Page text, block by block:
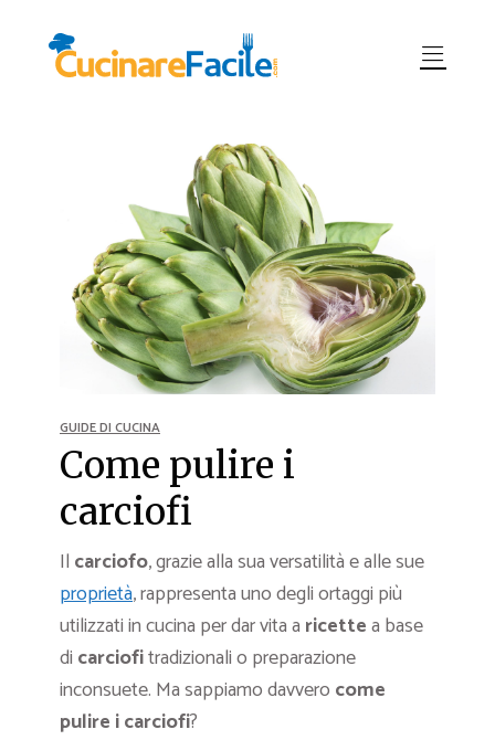
GUIDE DI CUCINA
Come pulire i
carciofi
Il carciofo, grazie alla sua versatilità e alle sue
proprietà, rappresenta uno degli ortaggi più
utilizzati in cucina per dar vita a ricettea base
di carciofitradizionali o preparazione
inconsuete. Ma sappiamo davvero come
pulire i carciofi?